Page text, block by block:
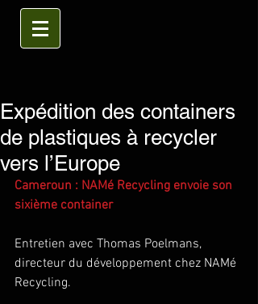
Expédition des containers
de plastiques à recycler
vers l’Europe
Cameroun : NAMé Recycling envoie son
sixième container
Entretien avec Thomas Poelmans,
directeur du développement chez NAMé
Recycling.